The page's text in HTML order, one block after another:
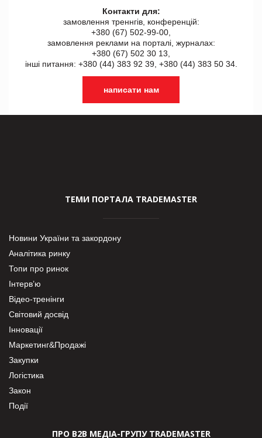
Контакти для:
замовлення треннгів, конференцій:
+380 (67) 502-99-00,
замовлення реклами на порталі, журналах:
+380 (67) 502 30 13,
інші питання: +380 (44) 383 92 39, +380 (44) 383 50 34.
написати нам
ТЕМИ ПОРТАЛА TRADEMASTER
Новини України та закордону
Аналітика ринку
Топи про ринок
Інтерв’ю
Відео-тренінги
Світовий досвід
Інновації
Маркетинг&Продажі
Закупки
Логістика
Закон
Події
ПРО В2В МЕДІА-ГРУПУ TRADEMASTER